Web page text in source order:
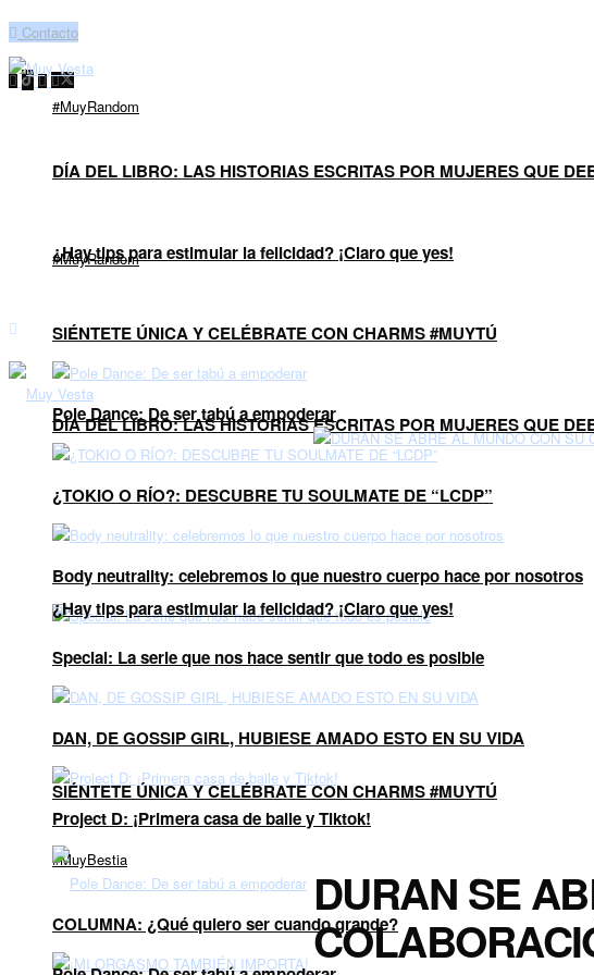
Contacto
#MuyRandom
DÍA DEL LIBRO: LAS HISTORIAS ESCRITAS POR MUJERES QUE
¿Hay tips para estimular la felicidad? ¡Claro que yes!
SIÉNTETE ÚNICA Y CELÉBRATE CON CHARMS #MUYTÚ
Pole Dance: De ser tabú a empoderar
¿TOKIO O RÍO?: DESCUBRE TU SOULMATE DE “LCDP”
Body neutrality: celebremos lo que nuestro cuerpo hace por nosotros
Special: La serie que nos hace sentir que todo es posible
DAN, DE GOSSIP GIRL, HUBIESE AMADO ESTO EN SU VIDA
Project D: ¡Primera casa de baile y Tiktok!
#MuyBestia
COLUMNA: ¿Qué quiero ser cuando grande?
#MuyRandom
DÍA DEL LIBRO: LAS HISTORIAS ESCRITAS POR MUJERES QUE
¿Hay tips para estimular la felicidad? ¡Claro que yes!
SIÉNTETE ÚNICA Y CELÉBRATE CON CHARMS #MUYTÚ
DURAN SE